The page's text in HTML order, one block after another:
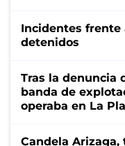
Incidentes frente
detenidos
Tras la denuncia
banda de
operaba en La
Candela Arizaga,